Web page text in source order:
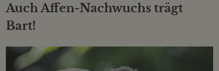
Auch Affen-Nachwuchs trägt
Bart!